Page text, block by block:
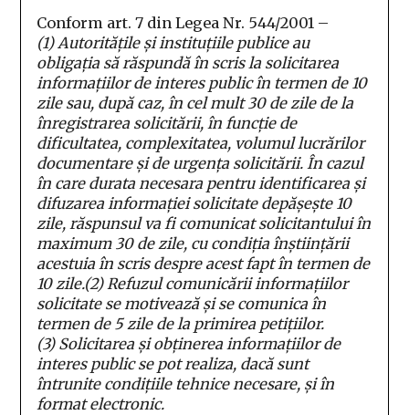
Conform art. 7 din Legea Nr. 544/2001 –
(1) Autoritățile și instituțiile publice au
obligația să răspundă în scris la solicitarea
informațiilor de interes public în termen de 10
zile sau, după caz, în cel mult 30 de zile de la
înregistrarea solicitării, în funcție de
dificultatea, complexitatea, volumul lucrărilor
documentare și de urgența solicitării. În cazul
în care durata necesara pentru identificarea și
difuzarea informației solicitate depășește 10
zile, răspunsul va fi comunicat solicitantului în
maximum 30 de zile, cu condiția înștiințării
acestuia în scris despre acest fapt în termen de
10 zile.(2) Refuzul comunicării informațiilor
solicitate se motivează și se comunica în
termen de 5 zile de la primirea petițiilor.
(3) Solicitarea și obținerea informațiilor de
interes public se pot realiza, dacă sunt
întrunite condițiile tehnice necesare, și în
format electronic.